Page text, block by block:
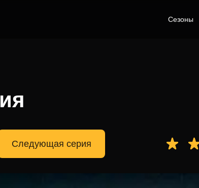
Сезоны
Следующая серия